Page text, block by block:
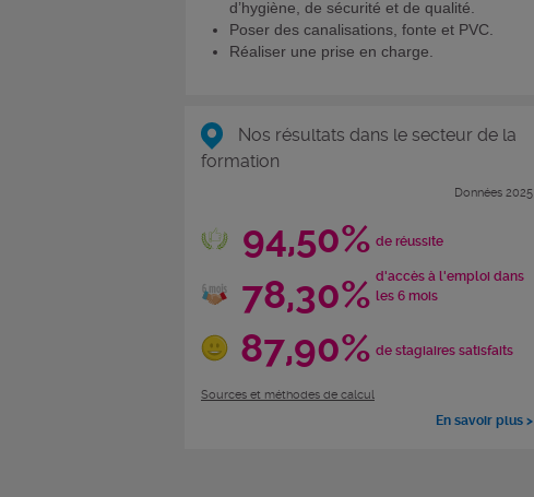
d’hygiène, de sécurité et de qualité.
Poser des canalisations, fonte et PVC.
Réaliser une prise en charge.
Nos résultats dans le secteur de la
formation
Données 2025
94,50% de réussite
78,30% d'accès à l'emploi dans
les 6 mois
87,90% de stagiaires satisfaits
Sources et méthodes de calcul
En savoir plus >